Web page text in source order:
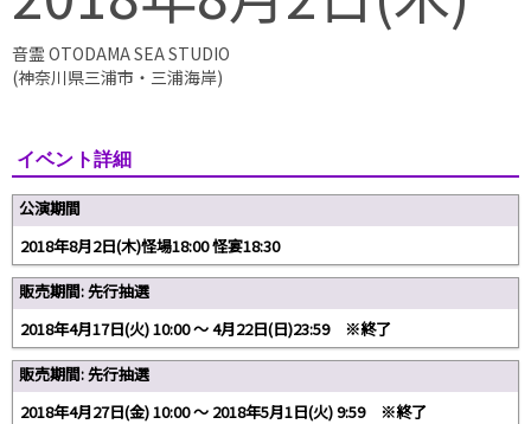
音霊 OTODAMA SEA STUDIO
(神奈川県三浦市・三浦海岸)
イベント詳細
公演期間
2018年8月2日(木)怪場18:00 怪宴18:30
販売期間: 先行抽選
2018年4月17日(火) 10:00 〜 4月22日(日)23:59 ※終了
販売期間: 先行抽選
2018年4月27日(金) 10:00 〜 2018年5月1日(火) 9:59 ※終了